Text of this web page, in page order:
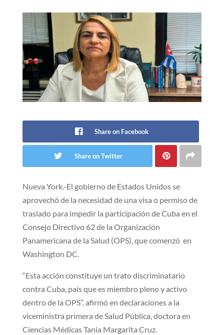
Share on Facebook
Share on Twitter
Nueva York.-El gobierno de Estados Unidos se
aprovechó de la necesidad de una visa o permiso de
traslado para impedir la participación de Cuba en el
Consejo Directivo 62 de la Organización
Panamericana de la Salud (OPS), que comenzó en
Washington DC.
“Esta acción constituye un trato discriminatario
contra Cuba, país que es miembro pleno y activo
dentro de la OPS”, afirmó en declaraciones a la
viceministra primera de Salud Pública, doctora en
Ciencias Médicas Tania Margarita Cruz.